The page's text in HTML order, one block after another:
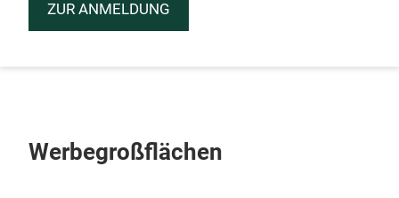
ZUR ANMELDUNG
Werbegroßflächen